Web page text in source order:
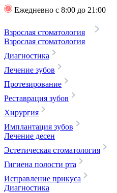
Ежедневно с 8:00 до 21:00
Взрослая стоматология
Взрослая стоматология
Диагностика
Лечение зубов
Протезирование
Реставрация зубов
Хирургия
Имплантация зубов
Лечение десен
Эстетическая стоматология
Гигиена полости рта
Исправление прикуса
Диагностика